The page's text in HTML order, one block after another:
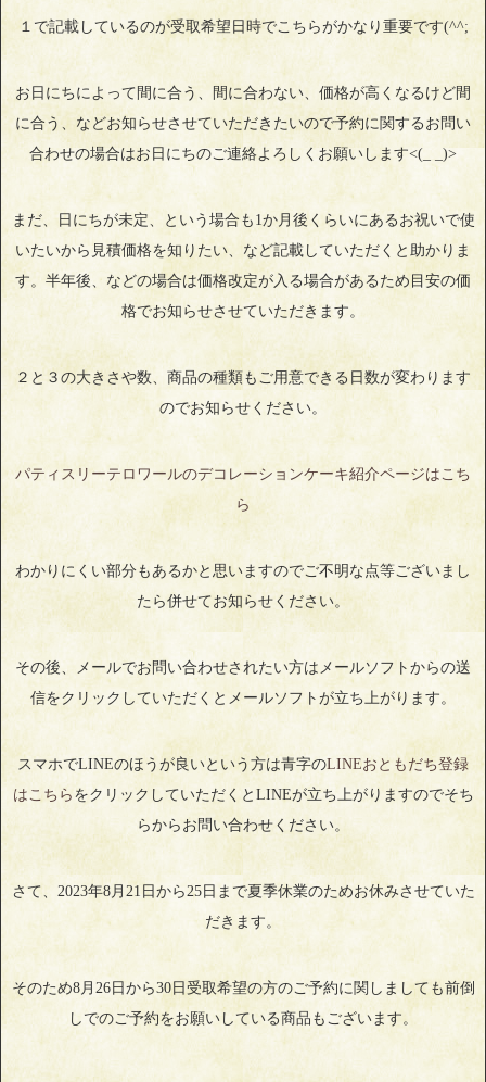
１で記載しているのが受取希望日時でこちらがかなり重要です(^^;
お日にちによって間に合う、間に合わない、価格が高くなるけど間
に合う、などお知らせさせていただきたいので予約に関するお問い
合わせの場合はお日にちのご連絡よろしくお願いします<(_ _)>
まだ、日にちが未定、という場合も1か月後くらいにあるお祝いで使
いたいから見積価格を知りたい、など記載していただくと助かりま
す。半年後、などの場合は価格改定が入る場合があるため目安の価
格でお知らせさせていただきます。
２と３の大きさや数、商品の種類もご用意できる日数が変わります
のでお知らせください。
パティスリーテロワールのデコレーションケーキ紹介ページはこち
ら
わかりにくい部分もあるかと思いますのでご不明な点等ございまし
たら併せてお知らせください。
その後、メールでお問い合わせされたい方はメールソフトからの送
信をクリックしていただくとメールソフトが立ち上がります。
スマホでLINEのほうが良いという方は青字のLINEおともだち登録
はこちら をクリックしていただくとLINEが立ち上がりますのでそち
らからお問い合わせください。
さて、2023年8月21日から25日まで夏季休業のためお休みさせていた
だきます。
そのため8月26日から30日受取希望の方のご予約に関しましても前倒
しでのご予約をお願いしている商品もございます。